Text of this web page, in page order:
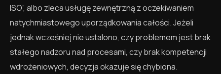
ISO”, albo zleca usługę zewnętrzną z oczekiwaniem
natychmiastowego uporządkowania całości. Jeżeli
jednak wcześniej nie ustalono, czy problemem jest brak
stałego nadzoru nad procesami, czy brak kompetencji
wdrożeniowych, decyzja okazuje się chybiona.